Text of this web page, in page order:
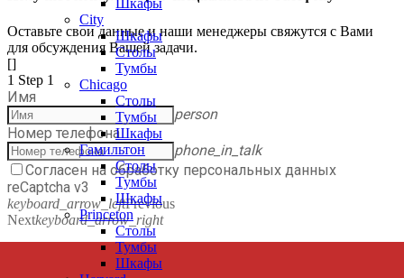
Оставьте свои данные и наши менеджеры свяжутся с Вами
для обсуждения Вашей задачи.
[]
1 Step 1
Имя
person
Номер телефона
phone_in_talk
Согласен на обработку персональных данных
reCaptcha v3
keyboard_arrow_leftPrevious
Nextkeyboard_arrow_right
City
Шкафы
Столы
Тумбы
Chicago
Столы
Тумбы
Шкафы
Гамильтон
Столы
Тумбы
Шкафы
Princeton
Столы
Тумбы
Шкафы